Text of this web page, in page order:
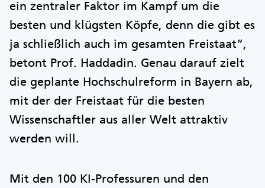
ein zentraler Faktor im Kampf um die
besten und klügsten Köpfe, denn die gibt es
ja schließlich auch im gesamten Freistaat“,
betont Prof. Haddadin. Genau darauf zielt
die geplante Hochschulreform in Bayern ab,
mit der der Freistaat für die besten
Wissenschaftler aus aller Welt attraktiv
werden will.
Mit den 100 KI-Professuren und den